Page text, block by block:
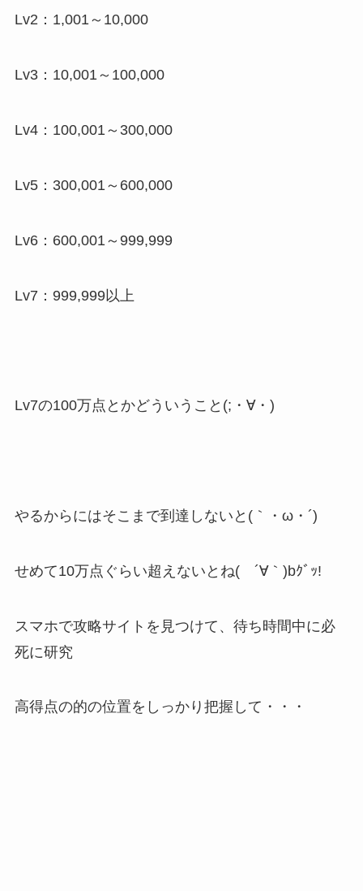
Lv2：1,001～10,000
Lv3：10,001～100,000
Lv4：100,001～300,000
Lv5：300,001～600,000
Lv6：600,001～999,999
Lv7：999,999以上
Lv7の100万点とかどういうこと(;・∀・)
やるからにはそこまで到達しないと(｀・ω・´)
せめて10万点ぐらい超えないとね( ´∀｀)bｸﾞｯ!
スマホで攻略サイトを見つけて、待ち時間中に必
死に研究
高得点の的の位置をしっかり把握して・・・